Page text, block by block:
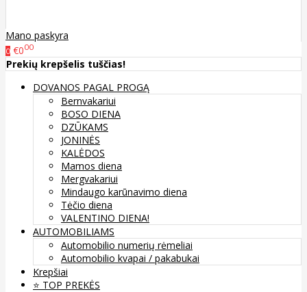
Mano paskyra
0 €000
Prekių krepšelis tuščias!
DOVANOS PAGAL PROGĄ
Bernvakariui
BOSO DIENA
DZŪKAMS
JONINĖS
KALĖDOS
Mamos diena
Mergvakariui
Mindaugo karūnavimo diena
Tėčio diena
VALENTINO DIENA!
AUTOMOBILIAMS
Automobilio numerių rėmeliai
Automobilio kvapai / pakabukai
Krepšiai
⭐️ TOP PREKĖS